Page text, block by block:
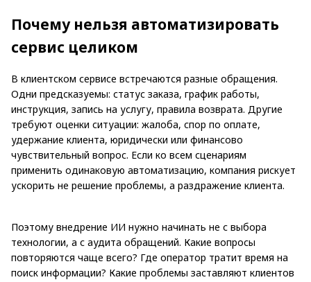
Почему нельзя автоматизировать
сервис целиком
В клиентском сервисе встречаются разные обращения.
Одни предсказуемы: статус заказа, график работы,
инструкция, запись на услугу, правила возврата. Другие
требуют оценки ситуации: жалоба, спор по оплате,
удержание клиента, юридически или финансово
чувствительный вопрос. Если ко всем сценариям
применить одинаковую автоматизацию, компания рискует
ускорить не решение проблемы, а раздражение клиента.
Поэтому внедрение ИИ нужно начинать не с выбора
технологии, а с аудита обращений. Какие вопросы
повторяются чаще всего? Где оператор тратит время на
поиск информации? Какие проблемы заставляют клиентов